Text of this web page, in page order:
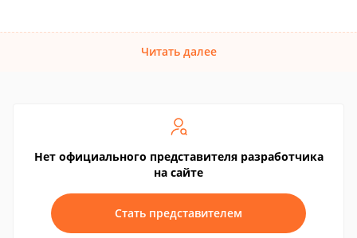
Читать далее
Нет официального представителя разработчика
на сайте
Стать представителем